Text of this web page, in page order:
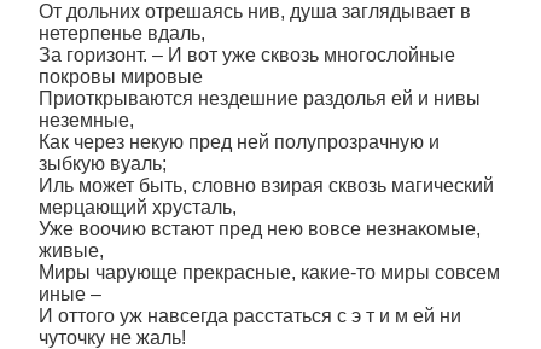
От дольних отрешаясь нив, душа заглядывает в
нетерпенье вдаль,
За горизонт. – И вот уже сквозь многослойные
покровы мировые
Приоткрываются нездешние раздолья ей и нивы
неземные,
Как через некую пред ней полупрозрачную и
зыбкую вуаль;
Иль может быть, словно взирая сквозь магический
мерцающий хрусталь,
Уже воочию встают пред нею вовсе незнакомые,
живые,
Миры чарующе прекрасные, какие-то миры совсем
иные –
И оттого уж навсегда расстаться с э т и м ей ни
чуточку не жаль!